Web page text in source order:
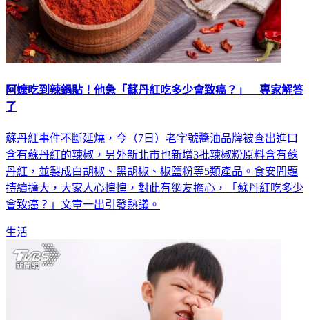
阿嬤吃到辣鍋貼！他急「蘇丹紅吃多少會致癌？」 專家解答
了
蘇丹紅事件不斷延燒，今（7日）老字號醬油品牌被查出進口
含有蘇丹紅的辣椒，另外新北市也新增3批辣椒粉原料含有蘇
丹紅，並製成白胡椒、黑胡椒、椒鹽粉等5類產品。食安問題
持續擴大，大家人心惶惶，對此有網友擔心，「蘇丹紅吃多少
會致癌？」文章一出引發熱議。
生活